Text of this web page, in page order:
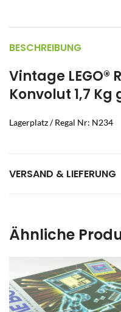
BESCHREIBUNG
Vintage LEGO®
Konvolut 1,7
Lagerplatz / Regal Nr: N234
VERSAND & LIEFERUNG
Ähnliche